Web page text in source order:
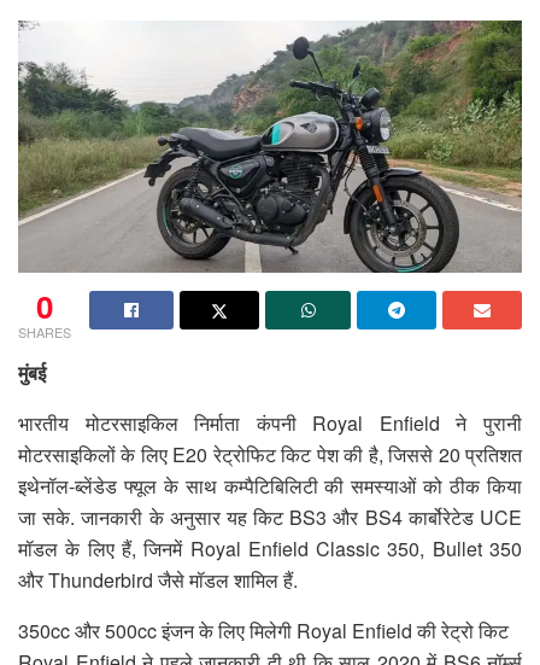
0
SHARES
मुंबई
भारतीय मोटरसाइकिल निर्माता कंपनी Royal Enfield ने पुरानी
मोटरसाइकिलों के लिए E20 रेट्रोफिट किट पेश की है, जिससे 20 प्रतिशत
इथेनॉल-ब्लेंडेड फ्यूल के साथ कम्पैटिबिलिटी की समस्याओं को ठीक किया
जा सके. जानकारी के अनुसार यह किट BS3 और BS4 कार्बोरेटेड UCE
मॉडल के लिए हैं, जिनमें Royal Enfield Classic 350, Bullet 350
और Thunderbird जैसे मॉडल शामिल हैं.
350cc और 500cc इंजन के लिए मिलेगी Royal Enfield की रेट्रो किट